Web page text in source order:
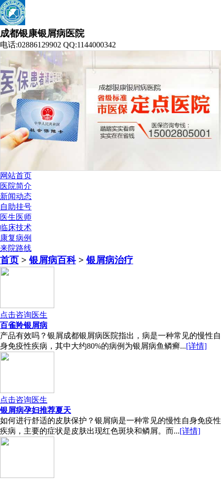
成都银康银屑病医院
电话:02886129902 QQ:1144000342
网站首页
医院简介
新闻动态
自助挂号
医生医师
临床技术
康复病例
来院路线
首页 >银屑病百科>银屑病治疗
点击咨询医生
百雀羚银屑病
产品有效吗？银屑成都银屑病医院指出，病是一种常见的慢性自
身免疫性疾病，其中大约80%的病例为银屑病鱼鳞癣...[详情]
点击咨询医生
银屑病孕妇推荐夏天
如何进行舒适的皮肤保护？银屑病是一种常见的慢性自身免疫性
疾病，主要的症状是皮肤出现红色斑块和鳞屑。而...[详情]